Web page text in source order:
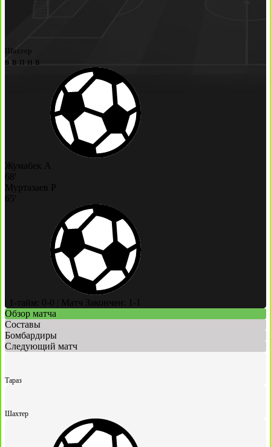
Шахтер
в в п н в
Жумабек А
68'
Муртазаев Р
65'
1-тайм: 0-0
Матч Закончен: 1-1
Обзор матча
Составы
Бомбардиры
Следующий матч
Тараз
Шахтер